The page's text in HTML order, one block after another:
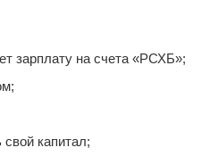
зарплату на счета «РСХБ»;
капитал;